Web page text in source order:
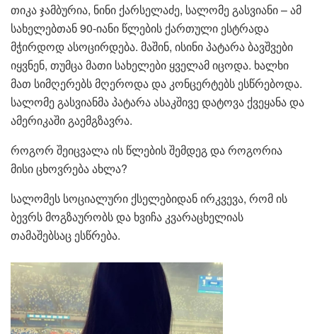
თიკა ჯამბურია, ნინი ქარსელაძე, სალომე გასვიანი – ამ
სახელებთან 90-იანი წლების ქართული ესტრადა
მჭირდოდ ასოცირდება. მაშინ, ისინი პატარა ბავშვები
იყვნენ, თუმცა მათი სახელები ყველამ იცოდა. ხალხი
მათ სიმღერებს მღეროდა და კონცერტებს ესწრებოდა.
სალომე გასვიანმა პატარა ასაკშივე დატოვა ქვეყანა და
ამერიკაში გაემგზავრა.
როგორ შეიცვალა ის წლების შემდეგ და როგორია
მისი ცხოვრება ახლა?
სალომეს სოციალური ქსელებიდან ირკვევა, რომ ის
ბევრს მოგზაურობს და ხვიჩა კვარაცხელიას
თამაშებსაც ესწრება.